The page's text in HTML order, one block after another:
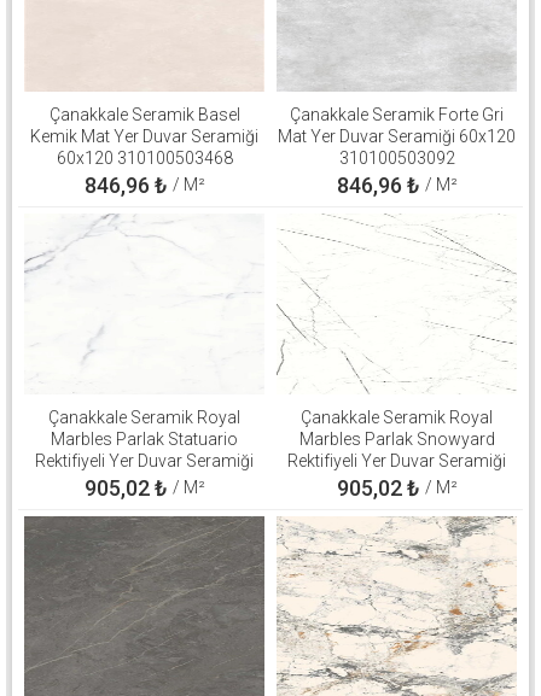
Çanakkale Seramik Basel
Kemik Mat Yer Duvar Seramiği
60x120 310100503468
846,96 ₺ / M²
Çanakkale Seramik Forte Gri
Mat Yer Duvar Seramiği 60x120
310100503092
846,96 ₺ / M²
Çanakkale Seramik Royal
Marbles Parlak Statuario
Rektifiyeli Yer Duvar Seramiği
60x120 310100800540
905,02₺ / M²
Çanakkale Seramik Royal
Marbles Parlak Snowyard
Rektifiyeli Yer Duvar Seramiği
60x120 310100800508
905,02₺ / M²